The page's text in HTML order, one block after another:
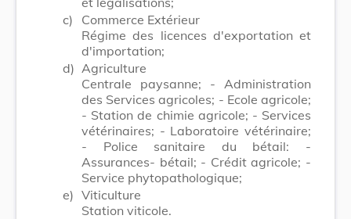
c)
Commerce Extérieur
Régime des licences d'exportation et
d'importation;
d) Agriculture
Centrale paysanne; - Administration
des Services agricoles; - Ecole agricole;
- Station de chimie agricole; - Services
vétérinaires; - Laboratoire vétérinaire;
- Police sanitaire du bétail: -
Assurances- bétail; - Crédit agricole; -
Service phytopathologique;
e) Viticulture
Station viticole.